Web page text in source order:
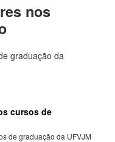
nos
graduação da
cursos de
de graduação da UFVJM